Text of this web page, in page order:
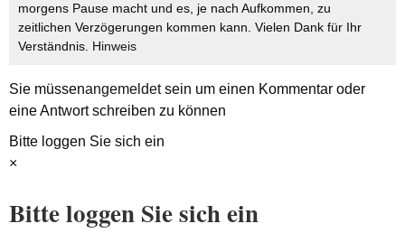
morgens Pause macht und es, je nach Aufkommen, zu
zeitlichen Verzögerungen kommen kann. Vielen Dank für Ihr
Verständnis. Hinweis
Sie müssenangemeldetsein um einen Kommentar oder
eine Antwort schreiben zu können
Bitte loggen Sie sich ein
×
Bitte loggen Sie sich ein